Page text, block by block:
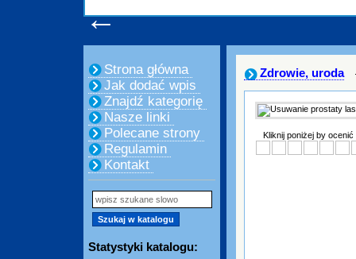
←
Strona główna
Jak dodać wpis
Znajdź kategorię
Nasze linki
Polecane strony
Regulamin
Kontakt
Statystyki katalogu:
Zdrowie, uroda
Kliknij poniżej by ocenić